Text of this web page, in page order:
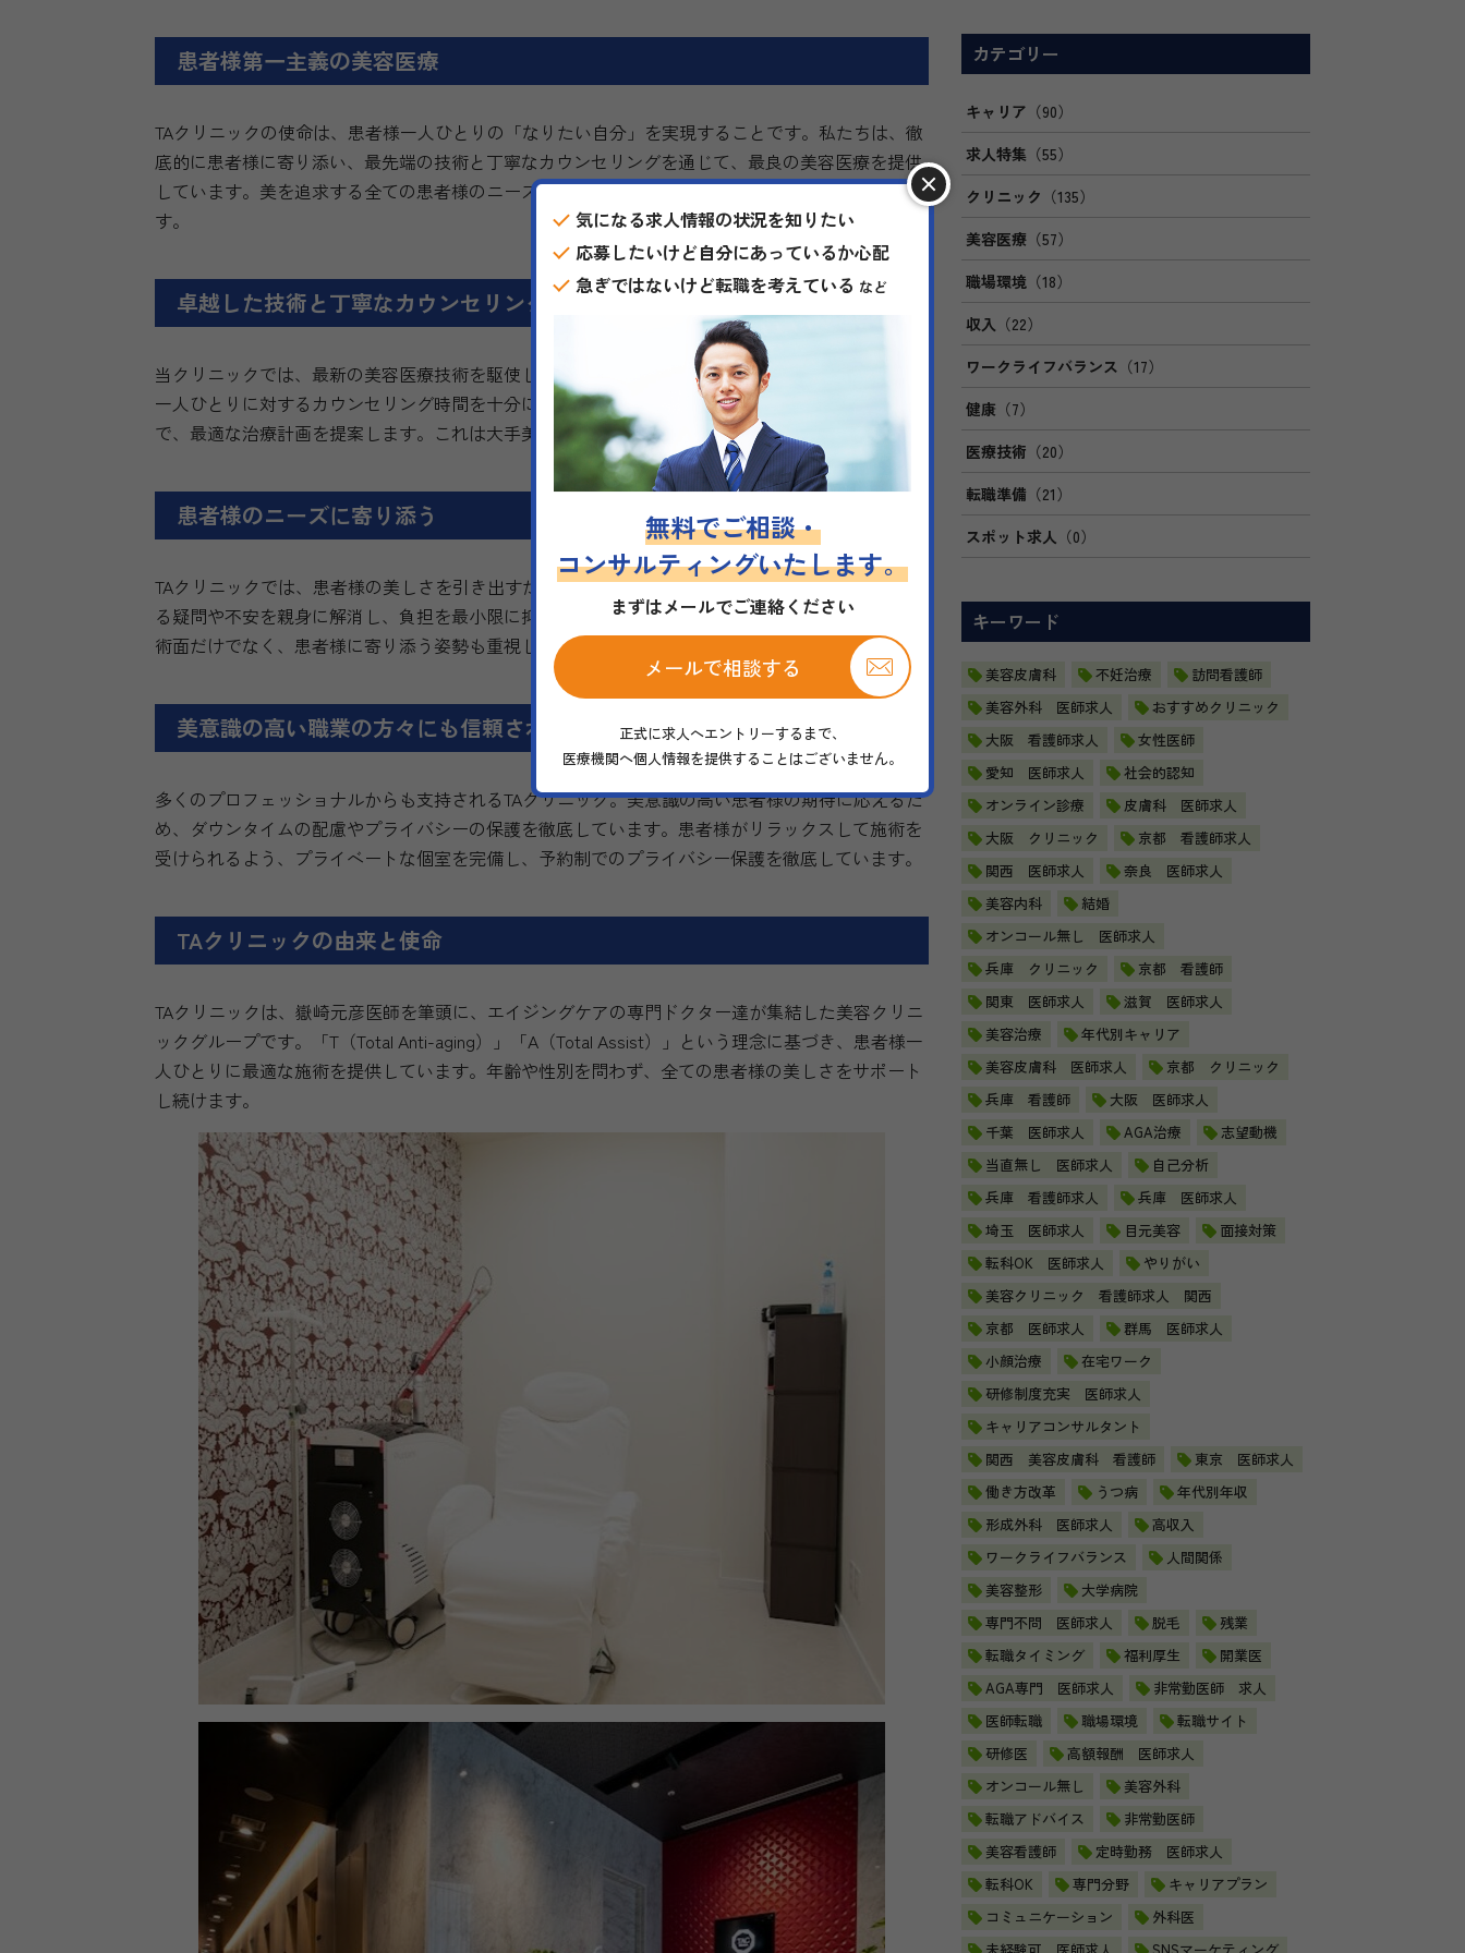
患者様第一主義の美容医療
TAクリニックの使命は、患者様一人ひとりの「なりたい自分」を実現することです。私たちは、徹
底的に患者様に寄り添い、最先端の技術と丁寧なカウンセリングを通じて、最良の美容医療を提供
しています。美を追求する全ての患者様のニーズに応えるため、精鋭ドクター陣がサポートしま
す。
卓越した技術と丁寧なカウンセリング
当クリニックでは、最新の美容医療技術を駆使し、オリジナルの施術も取り入れています。患者様
一人ひとりに対するカウンセリング時間を十分に確保し、施術前の認識合わせを念入りに行うこと
で、最適な治療計画を提案します。これは大手美容外科クリニックとは一線を画すポイントです。
患者様のニーズに寄り添う
TAクリニックでは、患者様の美しさを引き出すために、常に最善の提案を行います。患者様が抱え
る疑問や不安を親身に解消し、負担を最小限に抑える配慮を心掛けています。また、採用時には技
術面だけでなく、患者様に寄り添う姿勢も重視しており、サービスの質を第一に考えています。
美意識の高い職業の方々にも信頼される理由
多くのプロフェッショナルからも支持されるTAクリニック。美意識の高い患者様の期待に応えるた
め、ダウンタイムの配慮やプライバシーの保護を徹底しています。患者様がリラックスして施術を
受けられるよう、プライベートな個室を完備し、予約制でのプライバシー保護を徹底しています。
TAクリニックの由来と使命
TAクリニックは、嶽崎元彦医師を筆頭に、エイジングケアの専門ドクター達が集結した美容クリニ
ックグループです。「T（Total Anti-aging）」「A（Total Assist）」という理念に基づき、患者様一
人ひとりに最適な施術を提供しています。年齢や性別を問わず、全ての患者様の美しさをサポート
し続けます。
カテゴリー
キャリア （90）
求人特集 （55）
クリニック （135）
美容医療 （57）
職場環境 （18）
収入 （22）
ワークライフバランス （17）
健康 （7）
医療技術 （20）
転職準備 （21）
スポット求人 （0）
キーワード
美容皮膚科 不妊治療
訪問看護師
美容外科 医師求人
おすすめクリニック
大阪 看護師求人
女性医師
愛知 医師求人
社会的認知
オンライン診療
皮膚科 医師求人
大阪 クリニック
京都 看護師求人
関西 医師求人
奈良 医師求人
美容内科
結婚
オンコール無し 医師求人
兵庫 クリニック
京都 看護師
関東 医師求人
滋賀 医師求人
美容治療
年代別キャリア
美容皮膚科 医師求人
京都 クリニック
兵庫 看護師
大阪 医師求人
千葉 医師求人
AGA治療
志望動機
当直無し 医師求人
自己分析
兵庫 看護師求人
兵庫 医師求人
埼玉 医師求人
目元美容
面接対策
転科OK 医師求人
やりがい
美容クリニック 看護師求人 関西
京都 医師求人
群馬 医師求人
小顔治療
在宅ワーク
研修制度充実 医師求人
キャリアコンサルタント
関西 美容皮膚科 看護師
東京 医師求人
働き方改革
うつ病
年代別年収
形成外科 医師求人
高収入
ワークライフバランス
人間関係
美容整形
大学病院
専門不問 医師求人
脱毛
残業
転職タイミング
福利厚生
開業医
AGA専門 医師求人
非常勤医師 求人
医師転職
職場環境
転職サイト
研修医
高額報酬 医師求人
オンコール無し
美容外科
転職アドバイス
非常勤医師
美容看護師
定時勤務 医師求人
転科OK
専門分野
キャリアプラン
コミュニケーション
外科医
気になる求人情報の状況を知りたい
応募したいけど自分にあっているか心配
急ぎではないけど転職を考えている など
無料でご相談・
コンサルティングいたします。
まずはメールでご連絡ください
メールで相談する
正式に求人へエントリーするまで、
医療機関へ個人情報を提供することはございません。